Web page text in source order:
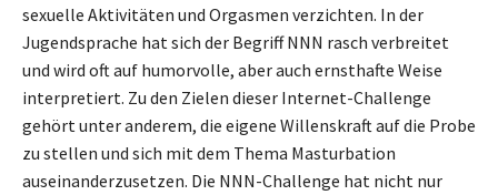
sexuelle Aktivitäten und Orgasmen verzichten. In der
Jugendsprache hat sich der Begriff NNN rasch verbreitet
und wird oft auf humorvolle, aber auch ernsthafte Weise
interpretiert. Zu den Zielen dieser Internet-Challenge
gehört unter anderem, die eigene Willenskraft auf die Probe
zu stellen und sich mit dem Thema Masturbation
auseinanderzusetzen. Die NNN-Challenge hat nicht nur